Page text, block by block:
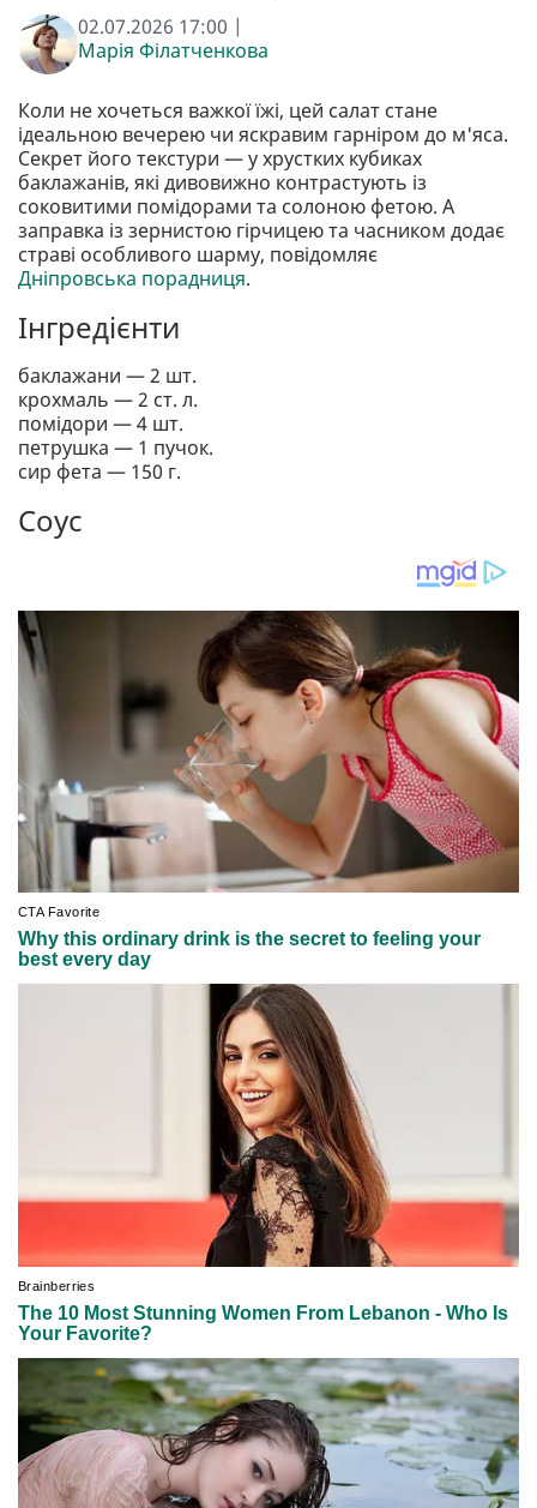
02.07.2026 17:00 |
Марія Філатченкова
Коли не хочеться важкої їжі, цей салат стане
ідеальною вечерею чи яскравим гарніром до м'яса.
Секрет його текстури — у хрустких кубиках
баклажанів, які дивовижно контрастують із
соковитими помідорами та солоною фетою. А
заправка із зернистою гірчицею та часником додає
страві особливого шарму, повідомляє
Дніпровська порадниця.
Інгредієнти
баклажани — 2 шт.
крохмаль — 2 ст. л.
помідори — 4 шт.
петрушка — 1 пучок.
сир фета — 150 г.
Соус